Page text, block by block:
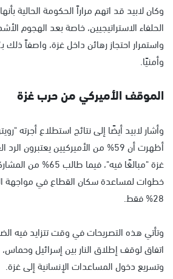
وكان لابيد قد اتهم مراراً الحكومة الحالية
الحلفاء الاستراتيجيين، خاصة بعد الهجوم
واستمرار احتجاز رهائن داخل غزة، واصفاً ذلك
وأمنيًا.
الموقف الأميركي من حرب غزة
وأشار لابيد أيضًا إلى نتائج استطلاع أجرته
أظهرت أن 59% من الأميركيين
غزة "مبالغًا فيه"، فيما
خطوات لمساعدة سكان القطاع في مواجهة
28% فقط.
وتأتي هذه التصريحات في وقت تتزايد فيه
اتفاق لوقف إطلاق النار بين إسرائيل
وتسريع دخول المساعدات الإنسانية إلى غزة.